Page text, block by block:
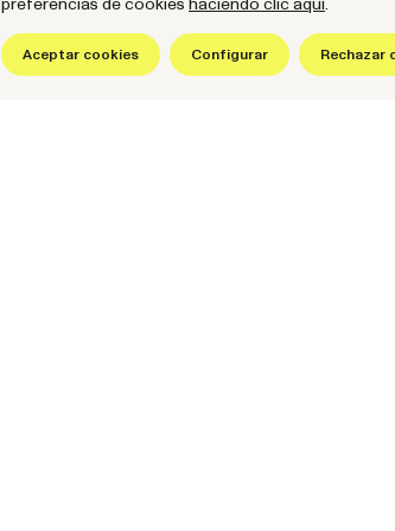
hello@wearenow.es
Aceptar cookies Configurar Rechazar